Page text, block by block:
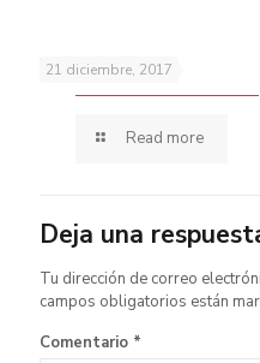
21 diciembre, 2017
Pies secos
Read more
Deja una
Tu dirección de correo
campos obligatorios están
Comentario *